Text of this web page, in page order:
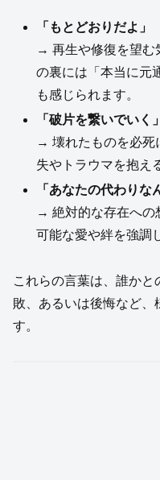
「もとどおりだよ」
→ 再生や修復を望む
の裏には「本当に元
も感じられます。
「破片を繋いでいく」
→ 壊れたものを必死
失やトラウマを抱え
「あなたの代わりな
→ 絶対的な存在への
可能な愛や絆を強調
これらの言葉は、誰か
敗、あるいは後悔など、
す。